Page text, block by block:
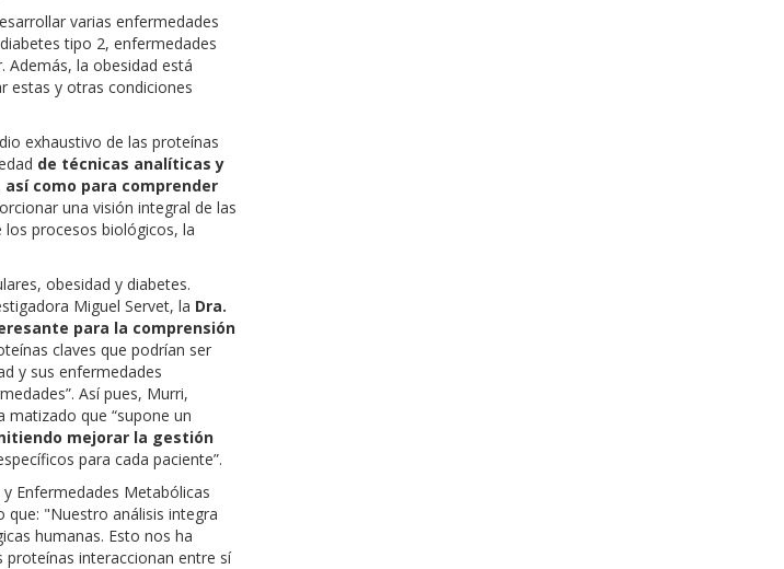
varias enfermedades
tipo 2, enfermedades
Además, la obesidad está
estas y otras condiciones
exhaustivo de las proteínas
de técnicas analíticas y
como para comprender
una visión integral de las
procesos biológicos, la
obesidad y diabetes.
Miguel Servet, la Dra.
para la comprensión
claves que podrían ser
y sus enfermedades
Así pues, Murri,
matizado que “supone un
mejorar la gestión
para cada paciente”.
Enfermedades Metabólicas
"Nuestro análisis integra
humanas. Esto nos ha
interaccionan entre sí